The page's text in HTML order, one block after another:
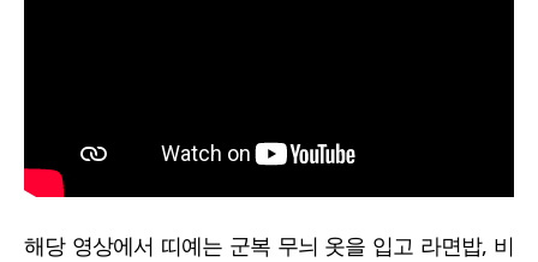
해당 영상에서 띠예는 군복 무늬 옷을 입고 라면밥, 비